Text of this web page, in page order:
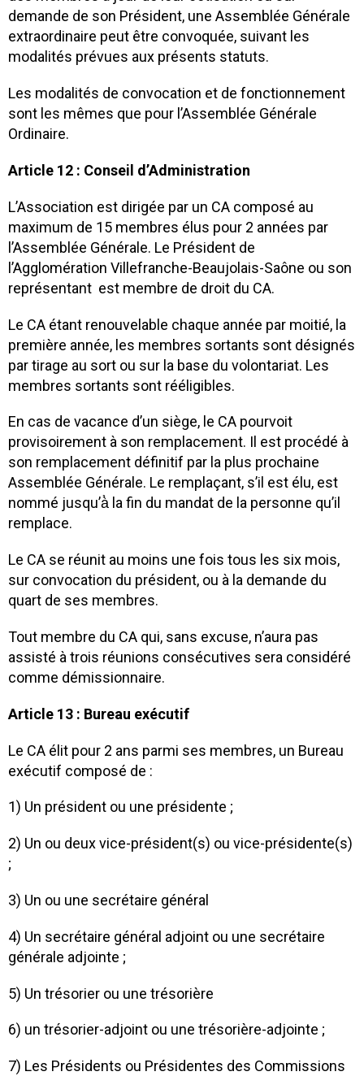
demande de son Président, une Assemblée Générale
extraordinaire peut être convoquée, suivant les
modalités prévues aux présents statuts.
Les modalités de convocation et de fonctionnement
sont les mêmes que pour l’Assemblée Générale
Ordinaire.
Article 12 : Conseil d’Administration
L’Association est dirigée par un CA composé au
maximum de 15 membres élus pour 2 années par
l’Assemblée Générale. Le Président de
l’Agglomération Villefranche-Beaujolais-Saône ou son
représentant est membre de droit du CA.
Le CA étant renouvelable chaque année par moitié, la
première année, les membres sortants sont désignés
par tirage au sort ou sur la base du volontariat. Les
membres sortants sont rééligibles.
En cas de vacance d’un siège, le CA pourvoit
provisoirement à son remplacement. Il est procédé à
son remplacement définitif par la plus prochaine
Assemblée Générale. Le remplaçant, s’il est élu, est
nommé jusqu’à̀ la fin du mandat de la personne qu’il
remplace.
Le CA se réunit au moins une fois tous les six mois,
sur convocation du président, ou à la demande du
quart de ses membres.
Tout membre du CA qui, sans excuse, n’aura pas
assisté à trois réunions consécutives sera considéré
comme démissionnaire.
Article 13 : Bureau exécutif
Le CA élit pour 2 ans parmi ses membres, un Bureau
exécutif composé de :
1) Un président ou une présidente ;
2) Un ou deux vice-président(s) ou vice-présidente(s)
;
3) Un ou une secrétaire général
4) Un secrétaire général adjoint ou une secrétaire
générale adjointe ;
5) Un trésorier ou une trésorière
6) un trésorier-adjoint ou une trésorière-adjointe ;
7) Les Présidents ou Présidentes des Commissions